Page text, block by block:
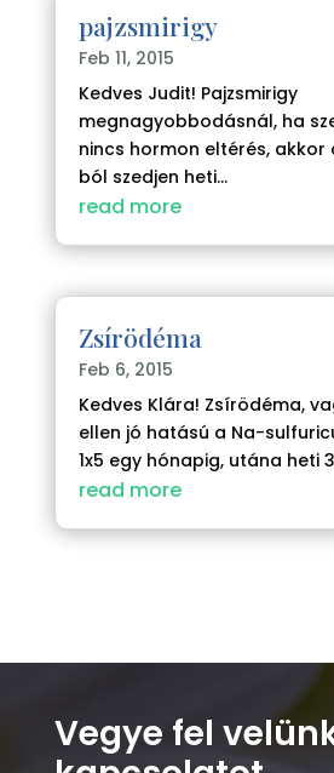
pajzsmirigy
Feb 11, 2015
Kedves Judit! Pajzsmirigy
megnagyobbodásnál, ha
nincs hormon eltérés, akkor
ból szedjen heti...
read more
Zsírödéma
Feb 6, 2015
Kedves Klára! Zsírödéma,
ellen jó hatású a Na-
1x5 egy hónapig, utána heti
read more
Vegye fel